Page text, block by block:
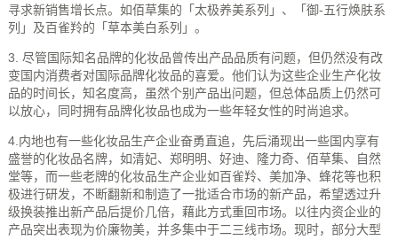
寻求新销售增长点。如佰草集的「太极养美系列」、「御-五行焕肤系
列」及百雀羚的「草本美白系列」。
3. 尽管国际知名品牌的化妆品曾传出产品品质有问题，但仍然没有改
变国内消费者对国际品牌化妆品的喜爱。他们认为这些企业生产化妆
品的时间长，知名度高，虽然个别产品出问题，但总体品质上仍然可
以放心，同时拥有品牌化妆品也成为一些年轻女性的时尚追求。
4.内地也有一些化妆品生产企业奋勇直追，先后涌现出一些国内享有
盛誉的化妆品名牌，如清妃、郑明明、好迪、隆力奇、佰草集、自然
堂等，而一些老牌的化妆品生产企业如百雀羚、美加净、蜂花等也积
极进行研发，不断翻新和制造了一批适合市场的新产品，希望透过升
级换装推出新产品后提价几倍，藉此方式重回市场。以往内资企业的
产品突出表现为价廉物美，并多集中于二三线市场。现时，部分大型